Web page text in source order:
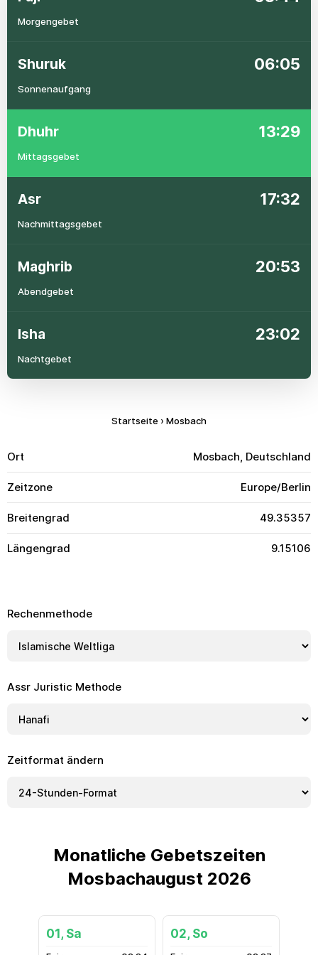
Morgengebet
Shuruk 06:05
Sonnenaufgang
Dhuhr 13:29
Mittagsgebet
Asr 17:32
Nachmittagsgebet
Maghrib 20:53
Abendgebet
Isha 23:02
Nachtgebet
Startseite › Mosbach
Ort Mosbach, Deutschland
Zeitzone Europe/Berlin
Breitengrad 49.35357
Längengrad 9.15106
Rechenmethode
Assr Juristic Methode
Zeitformat ändern
Monatliche Gebetszeiten
Mosbachaugust 2026
01, Sa 02, So